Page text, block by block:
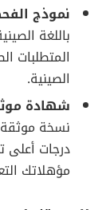
نموذج
باللغة
المتطلبات
الصينية.
شهادة
نسخة
درجات أعلى
مؤهلاتك